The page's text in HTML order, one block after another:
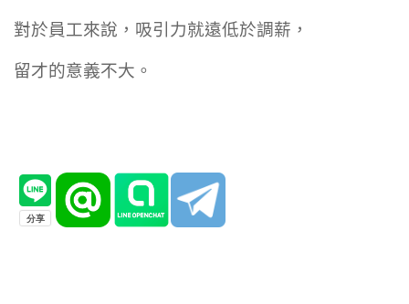
對於員工來說，吸引力就遠低於調薪，
留才的意義不大。